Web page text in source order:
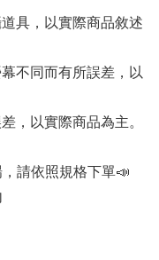
具，以實際商品敘述
不同而有所誤差，以
，以實際商品為主。
請依照規格下單📣